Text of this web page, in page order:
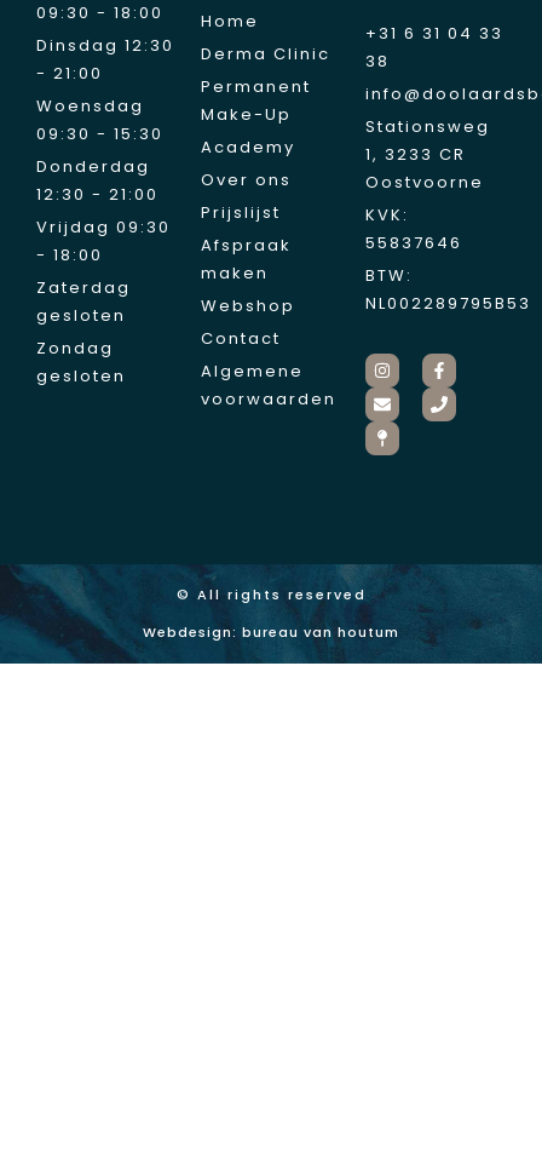
09:30 - 18:00
Dinsdag 12:30
- 21:00
Woensdag
09:30 - 15:30
Donderdag
12:30 - 21:00
Vrijdag 09:30
- 18:00
Zaterdag
gesloten
Zondag
gesloten
Home
Derma Clinic
Permanent
Make-Up
Academy
Over ons
Prijslijst
Afspraak
maken
Webshop
Contact
Algemene
voorwaarden
+31 6 31 04 33
38
Stationsweg
1, 3233 CR
Oostvoorne
KVK:
55837646
BTW:
NL002289795B53
© All rights reserved
Webdesign: bureau van houtum